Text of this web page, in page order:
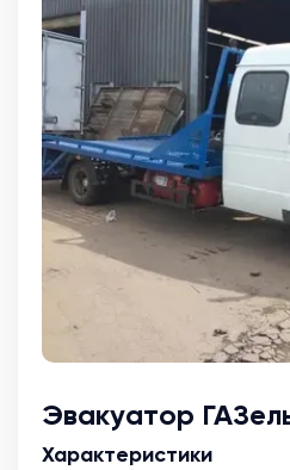
Эвакуатор
Характеристики